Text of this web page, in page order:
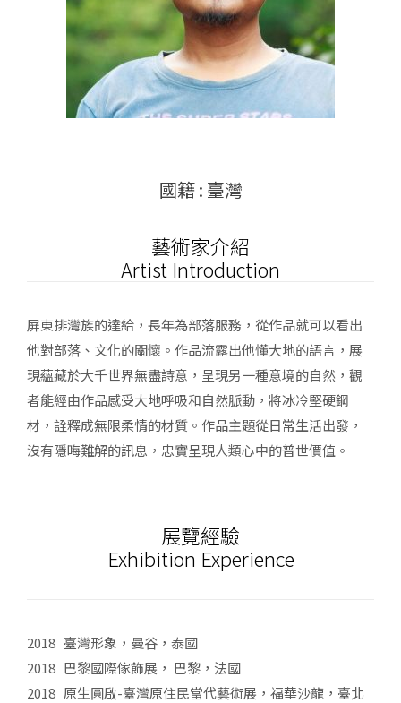
國籍 : 臺灣
藝術家介紹
Artist Introduction
屏東排灣族的達給，長年為部落服務，從作品就可以看出
他對部落、文化的關懷。作品流露出他懂大地的語言，展
現蘊藏於大千世界無盡詩意，呈現另一種意境的自然，觀
者能經由作品感受大地呼吸和自然脈動，將冰冷堅硬鋼
材，詮釋成無限柔情的材質。作品主題從日常生活出發，
沒有隱晦難解的訊息，忠實呈現人類心中的普世價值。
展覽經驗
Exhibition Experience
2018 臺灣形象，曼谷，泰國
2018 巴黎國際傢飾展， 巴黎，法國
2018 原生圓啟-臺灣原住民當代藝術展，福華沙龍，臺北